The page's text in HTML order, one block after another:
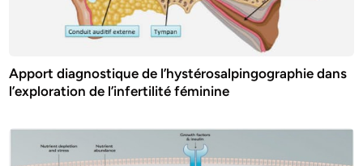
Apport diagnostique de l’hystérosalpingographie dans
l’exploration de l’infertilité féminine